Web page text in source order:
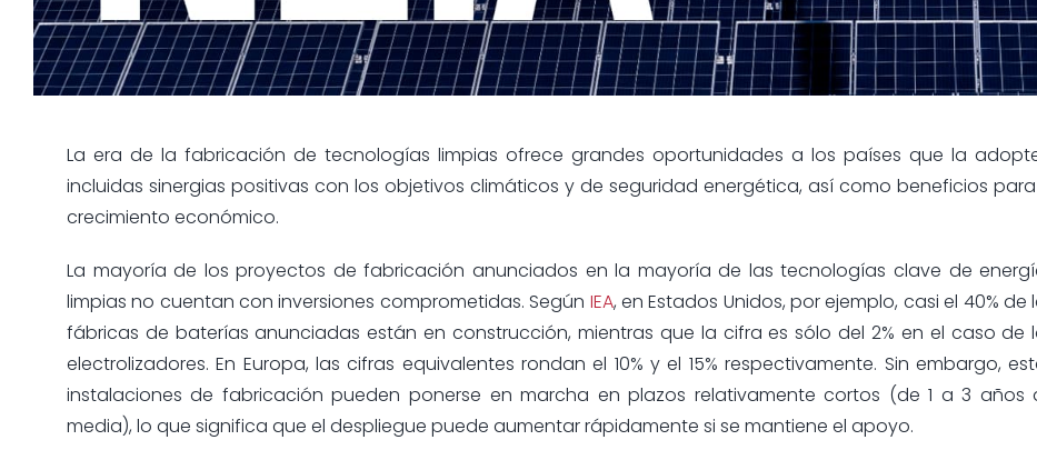
La era de la fabricación de tecnologías limpias ofrece grandes oportunidades a los países que la
incluidas sinergias positivas con los objetivos climáticos y de seguridad energética, así como beneficios
crecimiento económico.
La mayoría de los proyectos de fabricación anunciados en la mayoría de las tecnologías clave de
limpias no cuentan con inversiones comprometidas. Según IEA, en Estados Unidos, por ejemplo, casi el 40% de
fábricas de baterías anunciadas están en construcción, mientras que la cifra es sólo del 2% en el caso de
electrolizadores. En Europa, las cifras equivalentes rondan el 10% y el 15% respectivamente. Sin embargo,
instalaciones de fabricación pueden ponerse en marcha en plazos relativamente cortos (de 1 a 3 años
media), lo que significa que el despliegue puede aumentar rápidamente si se mantiene el apoyo.